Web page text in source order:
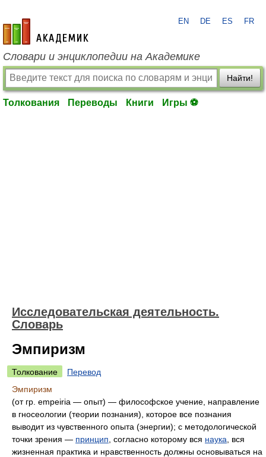
academic.ru
EN DE ES FR
Словари и энциклопедии на Академике
Найти!
Толкования Переводы Книги Игры ⚽
Исследовательская деятельность.
Словарь
Эмпиризм
Толкование
Перевод
Эмпиризм
(от гр. empeiria — опыт) — философское учение, направление
в гносеологии (теории познания), которое все познания
выводит из чувственного опыта (энергии); с методологической
точки зрения — принцип , согласно которому вся наука , вся
жизненная практика и нравственность должны основываться на